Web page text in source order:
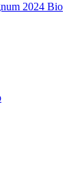
2024 Bio